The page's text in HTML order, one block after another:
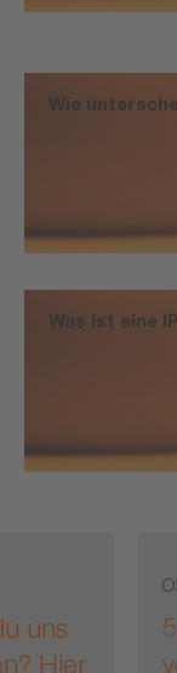
Wie
Was ist eine
uns
Hier